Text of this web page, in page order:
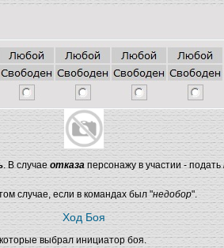
. В случаеотказа персонажу в участии - подать
случае, если в командах был "недобор".
Ход Боя
выбрал инициатор боя.